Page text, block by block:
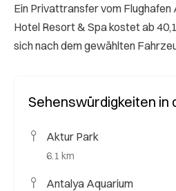
Ein Privattransfer vom
Hotel Resort & Spa kostet ab
sich nach dem gewählten
Sehenswürdigkeiten in
Aktur Park
6.1 km
Antalya Aquarium